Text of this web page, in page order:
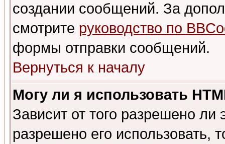
создании сообщений. За
смотрите руководство по
формы отправки сообщений.
Вернуться к началу
Могу ли я использовать
Зависит от того разрешено
разрешено его использовать,